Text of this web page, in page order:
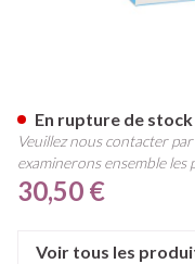
30,50 €
En rupture de stock
Veuillez nous contacter
examinerons ensemble les
Voir tous les